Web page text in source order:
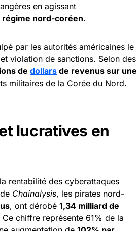
en agissant
nord-coréen.
par les autorités américaines le
violation de sanctions. Selon des
de dollars de revenus sur une
militaires de la Corée du Nord.
lucratives en
rentabilité des cyberattaques
Chainalysis, les pirates nord-
, ont dérobé 1,34 milliard de
chiffre représente 61% de la